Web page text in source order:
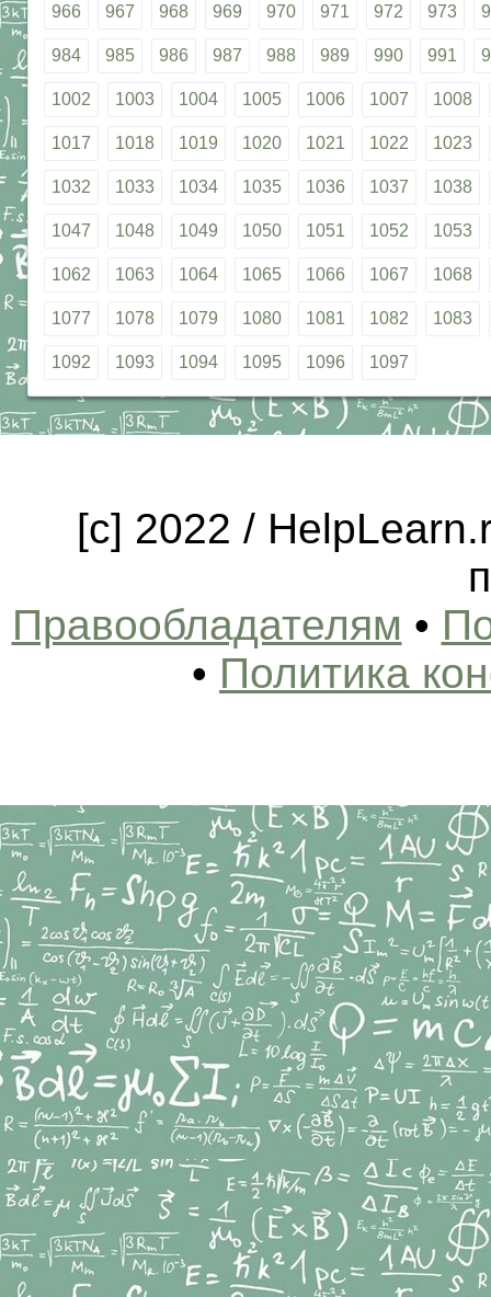
966 967 968 969 970 971 972 973
984 985 986 987 988 989 990 991
1002 1003 1004 1005 1006 1007 1008
1017 1018 1019 1020 1021 1022 1023
1032 1033 1034 1035 1036 1037 1038
1047 1048 1049 1050 1051 1052 1053
1062 1063 1064 1065 1066 1067 1068
1077 1078 1079 1080 1081 1082 1083
1092 1093 1094 1095 1096 1097
[c] 2022 /
Правообладателям •
• Политика